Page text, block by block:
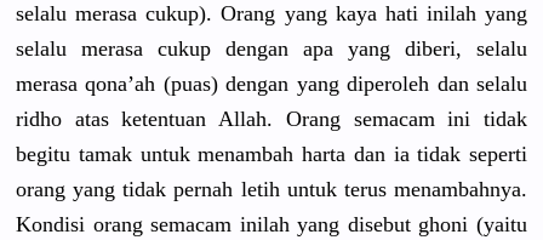
selalu merasa cukup). Orang yang kaya hati inilah yang
selalu merasa cukup dengan apa yang diberi, selalu
merasa qona’ah (puas) dengan yang diperoleh dan selalu
ridho atas ketentuan Allah. Orang semacam ini tidak
begitu tamak untuk menambah harta dan ia tidak seperti
orang yang tidak pernah letih untuk terus menambahnya.
Kondisi orang semacam inilah yang disebut ghoni (yaitu